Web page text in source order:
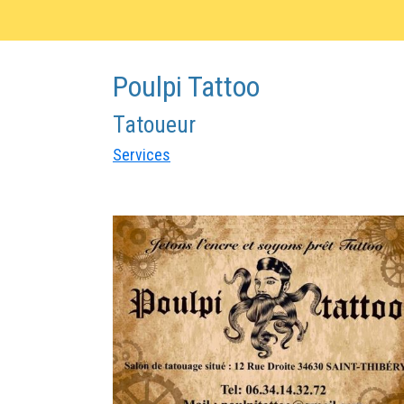
Poulpi Tattoo
Tatoueur
Services